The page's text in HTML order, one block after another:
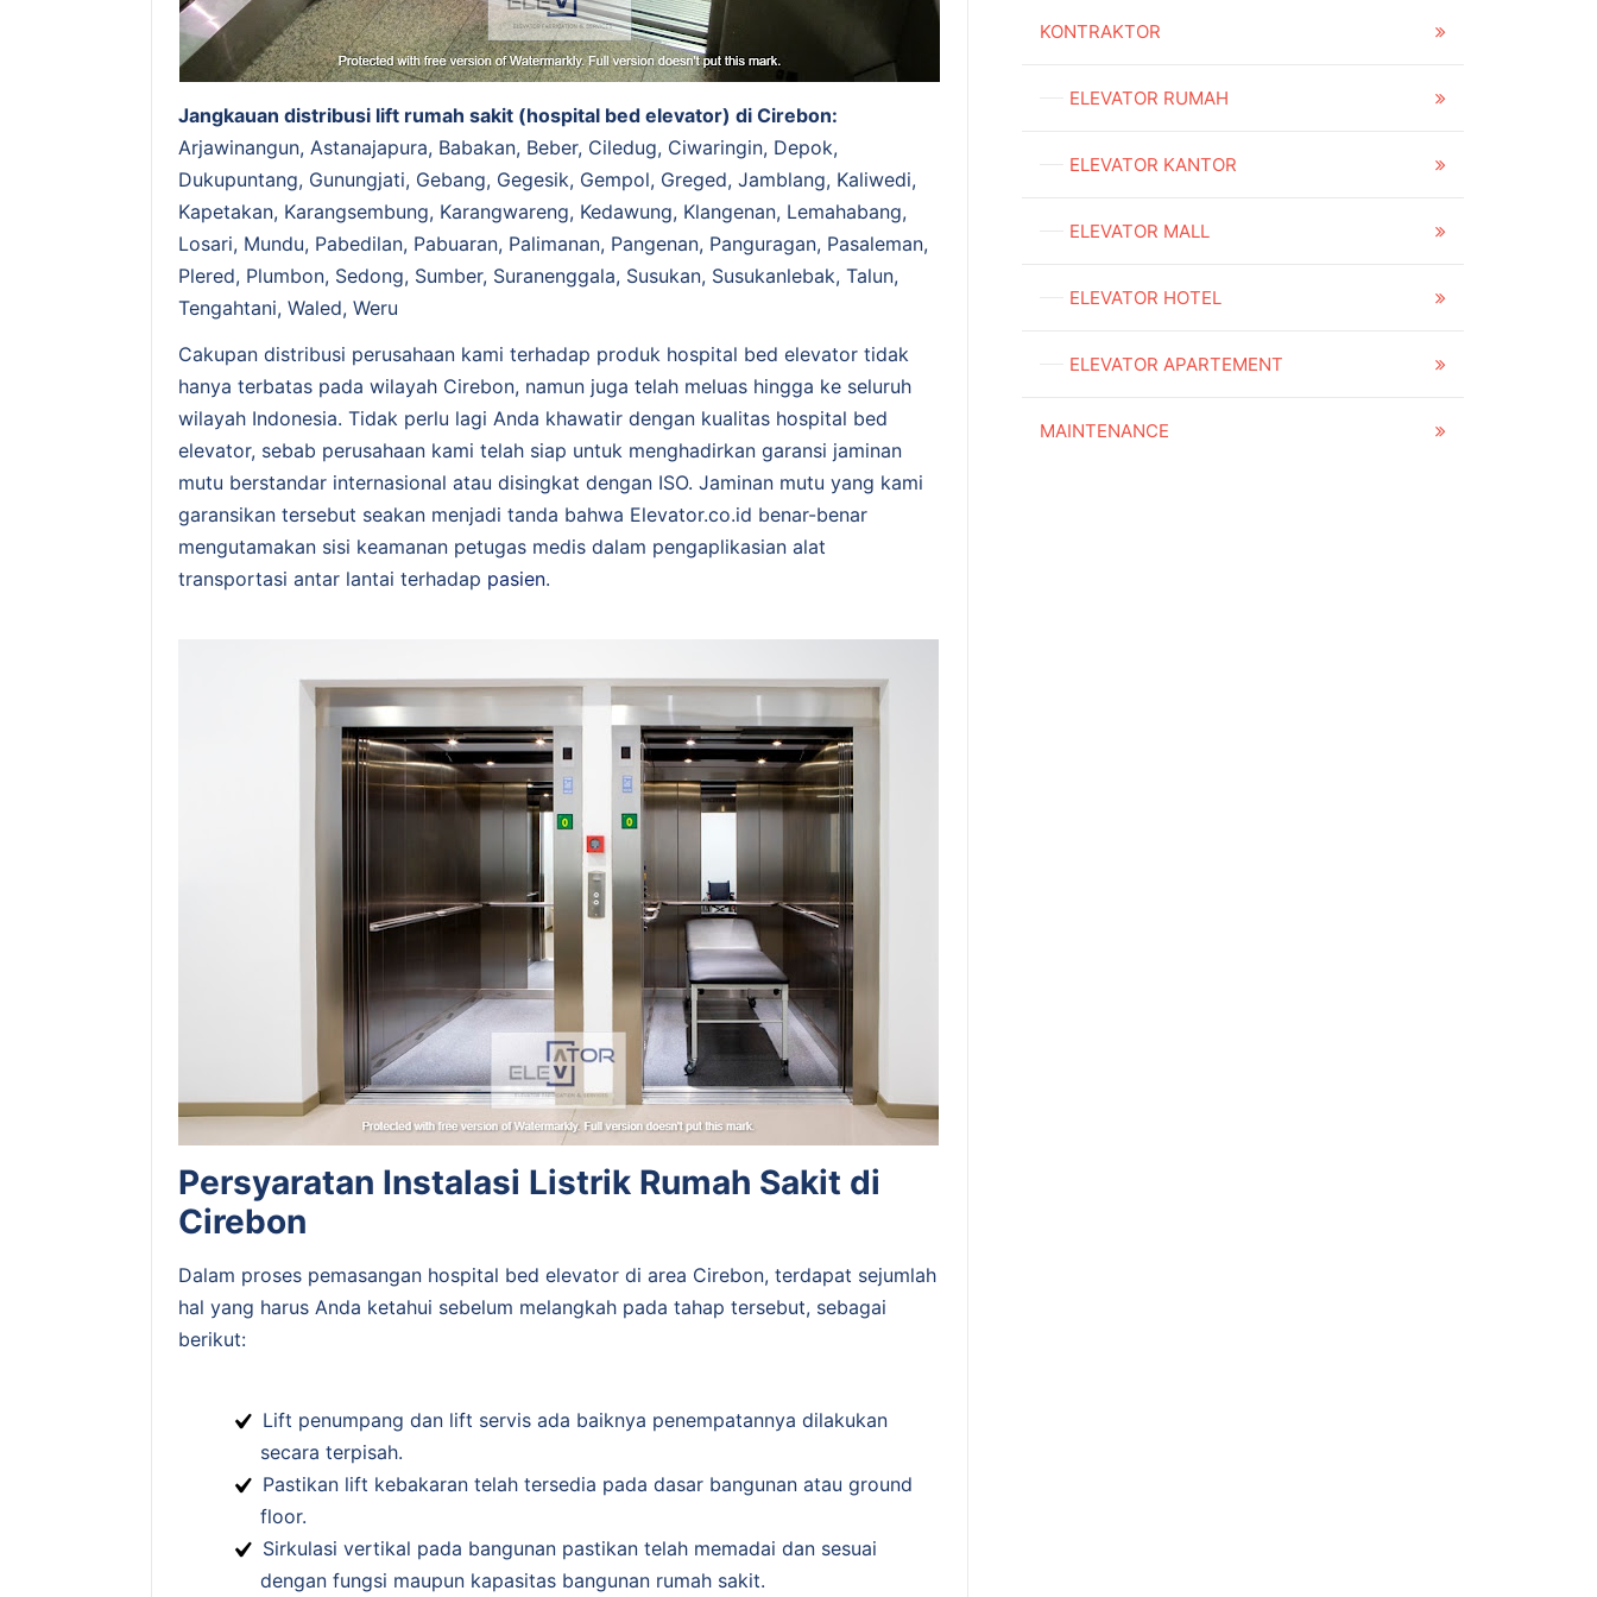
Jangkauan distribusi lift rumah sakit (hospital bed elevator) di Cirebon:
Arjawinangun, Astanajapura, Babakan, Beber, Ciledug, Ciwaringin, Depok,
Dukupuntang, Gunungjati, Gebang, Gegesik, Gempol, Greged, Jamblang, Kaliwedi,
Kapetakan, Karangsembung, Karangwareng, Kedawung, Klangenan, Lemahabang,
Losari, Mundu, Pabedilan, Pabuaran, Palimanan, Pangenan, Panguragan, Pasaleman,
Plered, Plumbon, Sedong, Sumber, Suranenggala, Susukan, Susukanlebak, Talun,
Tengahtani, Waled, Weru
Cakupan distribusi perusahaan kami terhadap produk hospital bed elevator tidak
hanya terbatas pada wilayah Cirebon, namun juga telah meluas hingga ke seluruh
wilayah Indonesia. Tidak perlu lagi Anda khawatir dengan kualitas hospital bed
elevator, sebab perusahaan kami telah siap untuk menghadirkan garansi jaminan
mutu berstandar internasional atau disingkat dengan ISO. Jaminan mutu yang kami
garansikan tersebut seakan menjadi tanda bahwa Elevator.co.id benar-benar
mengutamakan sisi keamanan petugas medis dalam pengaplikasian alat
transportasi antar lantai terhadap pasien.
Persyaratan Instalasi Listrik Rumah Sakit di
Cirebon
Dalam proses pemasangan hospital bed elevator di area Cirebon, terdapat sejumlah
hal yang harus Anda ketahui sebelum melangkah pada tahap tersebut, sebagai
berikut:
Lift penumpang dan lift servis ada baiknya penempatannya dilakukan
secara terpisah.
Pastikan lift kebakaran telah tersedia pada dasar bangunan atau ground
floor.
Sirkulasi vertikal pada bangunan pastikan telah memadai dan sesuai
dengan fungsi maupun kapasitas bangunan rumah sakit.
KONTRAKTOR
ELEVATOR RUMAH
ELEVATOR KANTOR
ELEVATOR MALL
ELEVATOR HOTEL
ELEVATOR APARTEMENT
MAINTENANCE